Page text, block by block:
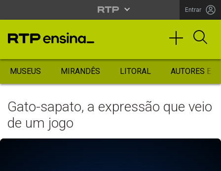
Entrar
MUSEUS MIRANDÊS LITORAL AUTORES
Gato-sapato, a expressão que veio
de um jogo